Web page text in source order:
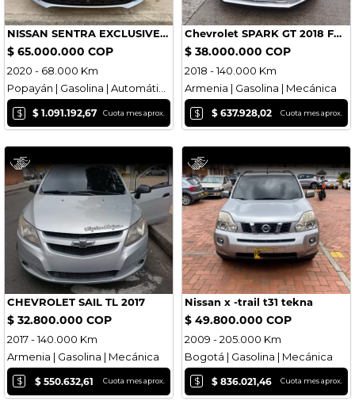
NISSAN SENTRA EXCLUSIVE 2020 68.000KM
$ 65.000.000 COP
2020 - 68.000 Km
Popayán | Gasolina | Automática
$ $ 1.091.192,67 Cuota mes aprox.
Chevrolet SPARK GT 2018 FULL EQUIPO
$ 38.000.000 COP
2018 - 140.000 Km
Armenia | Gasolina | Mecánica
$ $ 637.928,02 Cuota mes aprox.
CHEVROLET SAIL TL 2017
$ 32.800.000 COP
2017 - 140.000 Km
Armenia | Gasolina | Mecánica
$ $ 550.632,61 Cuota mes aprox.
Nissan x -trail t31 tekna
$ 49.800.000 COP
2009 - 205.000 Km
Bogotá | Gasolina | Mecánica
$ $ 836.021,46 Cuota mes aprox.